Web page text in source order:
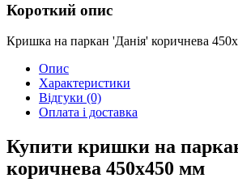
Короткий опис
Кришка на паркан 'Данія' коричнева
Опис
Характеристики
Відгуки (0)
Оплата і доставка
Купити кришки на
коричнева 450х450 мм